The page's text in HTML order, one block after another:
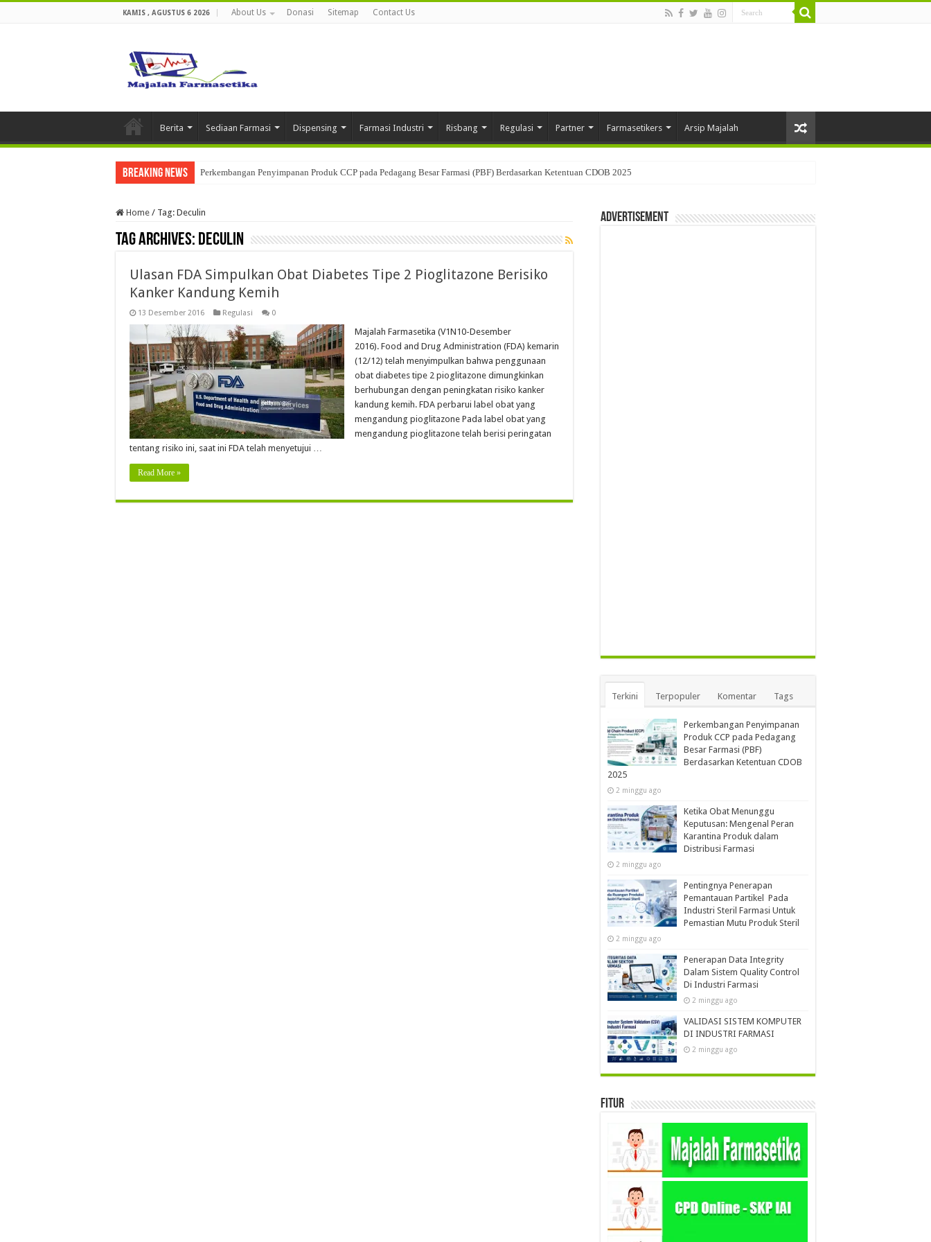
KAMIS , AGUSTUS 6 2026 About Us Donasi Sitemap Contact Us
Berita Sediaan Farmasi Dispensing Farmasi Industri Risbang Regulasi Partner Farmasetikers Arsip Majalah
Breaking News Perkembangan Penyimpanan Produk CCP pada Pedagang Besar Farmasi (PBF) Berdasarkan Ketentuan CDOB 2025
Home / Tag: Deculin
Tag Archives: Deculin
Ulasan FDA Simpulkan Obat Diabetes Tipe 2 Pioglitazone Berisiko
Kanker Kandung Kemih
13 Desember 2016 Regulasi 0
Majalah Farmasetika (V1N10-Desember
2016). Food and Drug Administration (FDA) kemarin
(12/12) telah menyimpulkan bahwa penggunaan
obat diabetes tipe 2 pioglitazone dimungkinkan
berhubungan dengan peningkatan risiko kanker
kandung kemih. FDA perbarui label obat yang
mengandung pioglitazone Pada label obat yang
mengandung pioglitazone telah berisi peringatan
tentang risiko ini, saat ini FDA telah menyetujui …
Read More »
Advertisement
Terkini Terpopuler Komentar Tags
Perkembangan Penyimpanan
Produk CCP pada Pedagang
Besar Farmasi (PBF)
Berdasarkan Ketentuan CDOB
2025
2 minggu ago
Ketika Obat Menunggu
Keputusan: Mengenal Peran
Karantina Produk dalam
Distribusi Farmasi
2 minggu ago
Pentingnya Penerapan
Pemantauan Partikel Pada
Industri Steril Farmasi Untuk
Pemastian Mutu Produk Steril
2 minggu ago
Penerapan Data Integrity
Dalam Sistem Quality Control
Di Industri Farmasi
2 minggu ago
VALIDASI SISTEM KOMPUTER
DI INDUSTRI FARMASI
2 minggu ago
Fitur